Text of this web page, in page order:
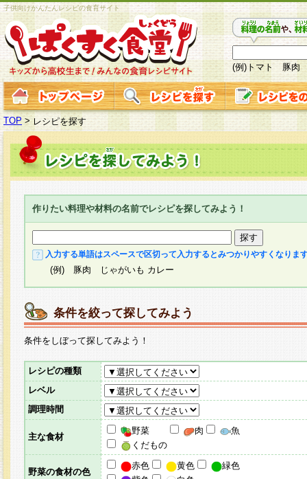
子供向けかんたんレシピの食育サイト
(例)トマト 豚肉
TOP > レシピを探す
作りたい料理や材料の名前でレシピを探してみよう！
入力する単語はスペースで区切って入力するとみつかりやすくなりま
(例) 豚肉 じゃがいも カレー
条件を絞って探してみよう
条件をしぼって探してみよう！
レシピの種類
レベル
調理時間
主な食材
野菜 肉
魚
くだもの
野菜の食材の色
赤色 黄色
緑色